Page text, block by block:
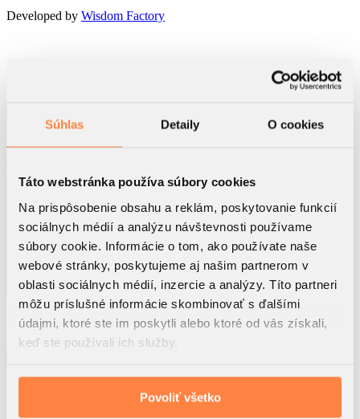
Súhlas Detaily O cookies
Táto webstránka používa súbory cookies
Na prispôsobenie obsahu a reklám, poskytovanie funkcií
sociálnych médií a analýzu návštevnosti používame
súbory cookie. Informácie o tom, ako používate naše
webové stránky, poskytujeme aj našim partnerom v
oblasti sociálnych médií, inzercie a analýzy. Títo partneri
môžu príslušné informácie skombinovať s ďalšími
údajmi, ktoré ste im poskytli alebo ktoré od vás získali,
keď ste používali ich služby.
Povoliť všetko
Developed by Wisdom Factory
Využitím tohto formulára beriem na vedomie, že dôjde k
spracúvaniu osobných údajov
Súhlasím so zasielaním noviniek spol. VI GROUP s.r.o.
VI GROUP Rendez s.r.o.